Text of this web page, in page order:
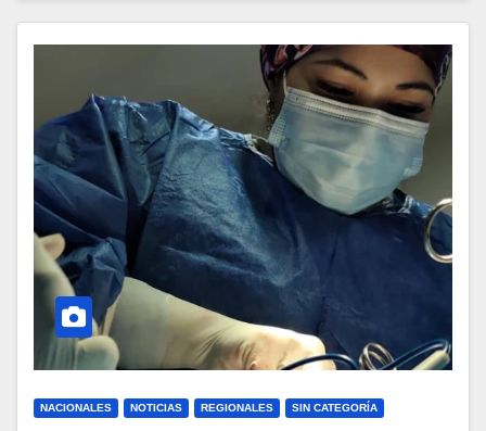
NACIONALES NOTICIAS REGIONALES SIN CATEGORÍA